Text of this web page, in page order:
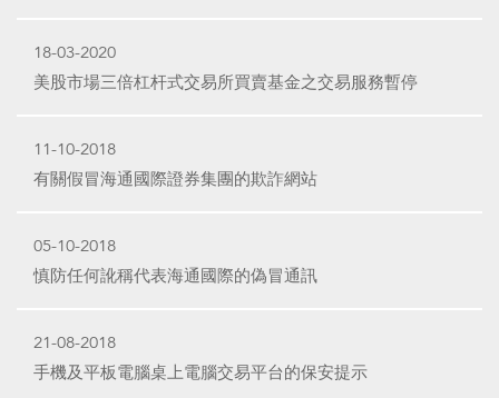
18-03-2020
美股市場三倍杠杆式交易所買賣基金之交易服務暫停
11-10-2018
有關假冒海通國際證券集團的欺詐網站
05-10-2018
慎防任何訛稱代表海通國際的偽冒通訊
21-08-2018
手機及平板電腦桌上電腦交易平台的保安提示